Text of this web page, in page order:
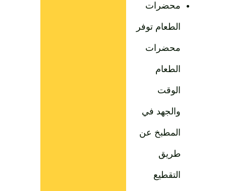
محضرات
الطعام توفر
محضرات
الطعام
الوقت
والجهد في
المطبخ عن
طريق
التقطيع